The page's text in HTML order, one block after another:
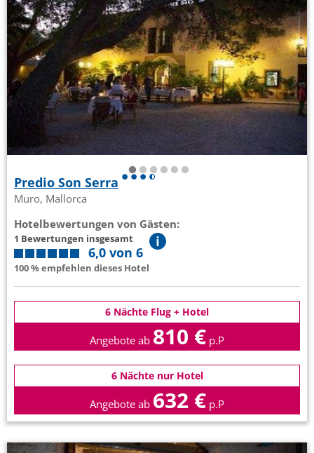
Predio Son Serra
Muro, Mallorca
Hotelbewertungen von Gästen:
1 Bewertungen insgesamt
6,0 von 6
100 % empfehlen dieses Hotel
6 Nächte Flug + Hotel
Angebote ab 810 € p.P
6 Nächte nur Hotel
Angebote ab 632 € p.P